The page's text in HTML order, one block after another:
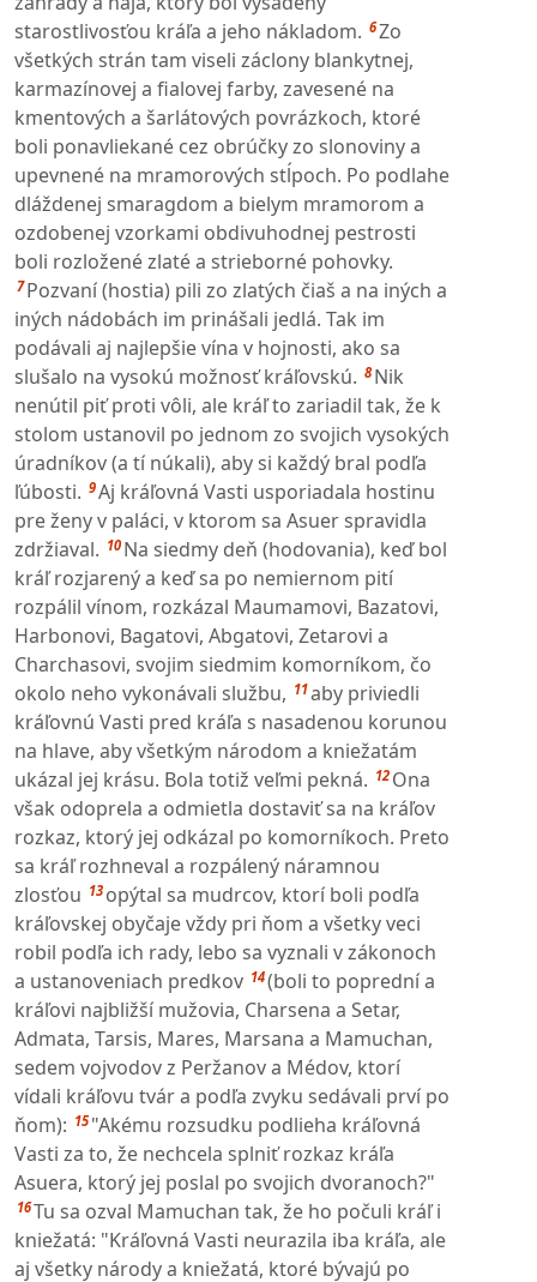
starostlivosťou kráľa a jeho nákladom. 6Zo
všetkých strán tam viseli záclony blankytnej,
karmazínovej a fialovej farby, zavesené na
kmentových a šarlátových povrázkoch, ktoré
boli ponavliekané cez obrúčky zo slonoviny a
upevnené na mramorových stĺpoch. Po podlahe
dláždenej smaragdom a bielym mramorom a
ozdobenej vzorkami obdivuhodnej pestrosti
boli rozložené zlaté a strieborné pohovky.
7 Pozvaní (hostia) pili zo zlatých čiaš a na iných a
iných nádobách im prinášali jedlá. Tak im
podávali aj najlepšie vína v hojnosti, ako sa
slušalo na vysokú možnosť kráľovskú. 8 Nik
nenútil piť proti vôli, ale kráľ to zariadil tak, že k
stolom ustanovil po jednom zo svojich vysokých
úradníkov (a tí núkali), aby si každý bral podľa
ľúbosti. 9Aj kráľovná Vasti usporiadala hostinu
pre ženy v paláci, v ktorom sa Asuer spravidla
zdržiaval. 10 Na siedmy deň (hodovania), keď bol
kráľ rozjarený a keď sa po nemiernom pití
rozpálil vínom, rozkázal Maumamovi, Bazatovi,
Harbonovi, Bagatovi, Abgatovi, Zetarovi a
Charchasovi, svojim siedmim komorníkom, čo
okolo neho vykonávali službu, 11aby priviedli
kráľovnú Vasti pred kráľa s nasadenou korunou
na hlave, aby všetkým národom a kniežatám
ukázal jej krásu. Bola totiž veľmi pekná. 12 Ona
však odoprela a odmietla dostaviť sa na kráľov
rozkaz, ktorý jej odkázal po komorníkoch. Preto
sa kráľ rozhneval a rozpálený náramnou
zlosťou 13 opýtal sa mudrcov, ktorí boli podľa
kráľovskej obyčaje vždy pri ňom a všetky veci
robil podľa ich rady, lebo sa vyznali v zákonoch
a ustanoveniach predkov 14(boli to poprední a
kráľovi najbližší mužovia, Charsena a Setar,
Admata, Tarsis, Mares, Marsana a Mamuchan,
sedem vojvodov z Peržanov a Médov, ktorí
vídali kráľovu tvár a podľa zvyku sedávali prví po
ňom): 15 "Akému rozsudku podlieha kráľovná
Vasti za to, že nechcela splniť rozkaz kráľa
Asuera, ktorý jej poslal po svojich dvoranoch?"
16Tu sa ozval Mamuchan tak, že ho počuli kráľ i
kniežatá: "Kráľovná Vasti neurazila iba kráľa, ale
aj všetky národy a kniežatá, ktoré bývajú po